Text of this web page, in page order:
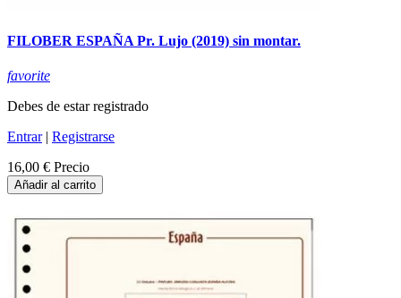
FILOBER ESPAÑA Pr. Lujo (2019) sin montar.
favorite
Debes de estar registrado
Entrar| Registrarse
16,00 € Precio
Añadir al carrito